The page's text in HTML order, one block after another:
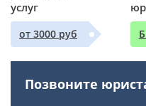
услуг
от 3000 руб
Позвоните